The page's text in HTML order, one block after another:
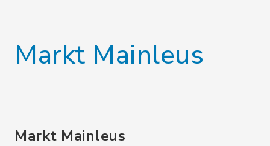
Markt Mainleus
Markt Mainleus